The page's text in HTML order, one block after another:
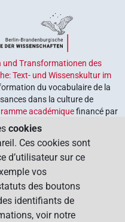
und Transformationen des
Text- und Wissenskultur im
du vocabulaire de la
dans la culture de
académiquefinancé par
des Länder de la
le but est de préserver,
Le programme est
des sciences et
cookies
Ces cookies sont
d’utilisateur sur ce
vos
des boutons
identifiants de
voir notre